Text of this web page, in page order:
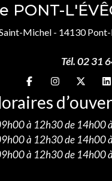
PONT-
Michel - 14130
Tél. 02 31
Suivez-nous sur
Suivez-nous sur
Suivez-
à 12h30 de 14h00
à 12h30 de 14h00
à 12h30 de 14h00